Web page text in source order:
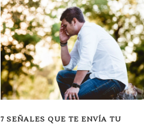
7 SEÑALES QUE TE ENVÍA TU